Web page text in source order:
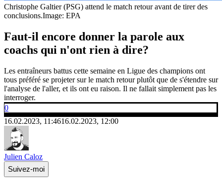
Christophe Galtier (PSG) attend le match retour avant de tirer des
conclusions.Image: EPA
Faut-il encore donner la parole aux
coachs qui n'ont rien à dire?
Les entraîneurs battus cette semaine en Ligue des champions ont
tous préféré se projeter sur le match retour plutôt que de s'étendre sur
l'analyse de l'aller, et ils ont eu raison. Il ne fallait simplement pas les
interroger.
0
16.02.2023, 11:4616.02.2023, 12:00
Julien Caloz
Suivez-moi